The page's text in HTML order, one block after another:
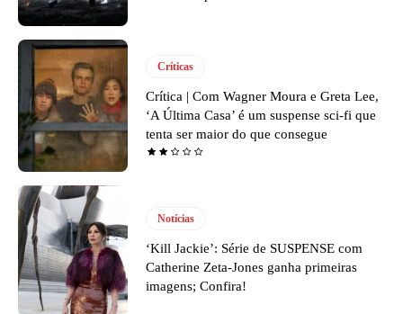
Críticas
Crítica | Com Wagner Moura e Greta Lee,
‘A Última Casa’ é um suspense sci-fi que
tenta ser maior do que consegue
Notícias
‘Kill Jackie’: Série de SUSPENSE com
Catherine Zeta-Jones ganha primeiras
imagens; Confira!